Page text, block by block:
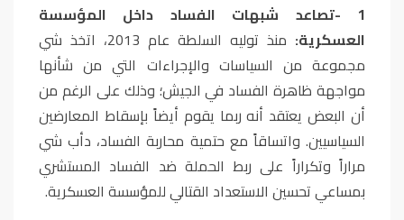
1
-تصاعد شبهات الفساد داخل المؤسسة
العسكرية:
منذ توليه السلطة عام 2013، اتخذ شي
مجموعة من السياسات والإجراءات التي من شأنها
مواجهة ظاهرة الفساد في الجيش؛ وذلك على الرغم من
أن البعض يعتقد أنه ربما يقوم أيضاً بإسقاط المعارضين
السياسيين. واتساقاً مع حتمية محاربة الفساد، دأب شي
مراراً وتكراراً على ربط الحملة ضد الفساد المستشري
بمساعي تحسين الاستعداد القتالي للمؤسسة العسكرية.